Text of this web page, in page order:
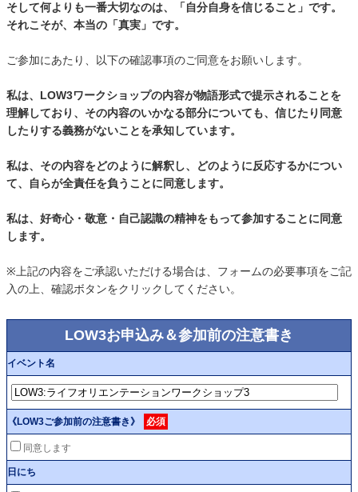
そして何よりも一番大切なのは、「自分自身を信じること」です。
それこそが、本当の「真実」です。
ご参加にあたり、以下の確認事項のご同意をお願いします。
私は、LOW3ワークショップの内容が物語形式で提示されることを
理解しており、その内容のいかなる部分についても、信じたり同意
したりする義務がないことを承知しています。
私は、その内容をどのように解釈し、どのように反応するかについ
て、自らが全責任を負うことに同意します。
私は、好奇心・敬意・自己認識の精神をもって参加することに同意
します。
※上記の内容をご承認いただける場合は、フォームの必要事項をご記
入の上、確認ボタンをクリックしてください。
LOW3お申込み＆参加前の注意書き
イベント名
《LOW3ご参加前の注意書き》 必須
同意します
日にち